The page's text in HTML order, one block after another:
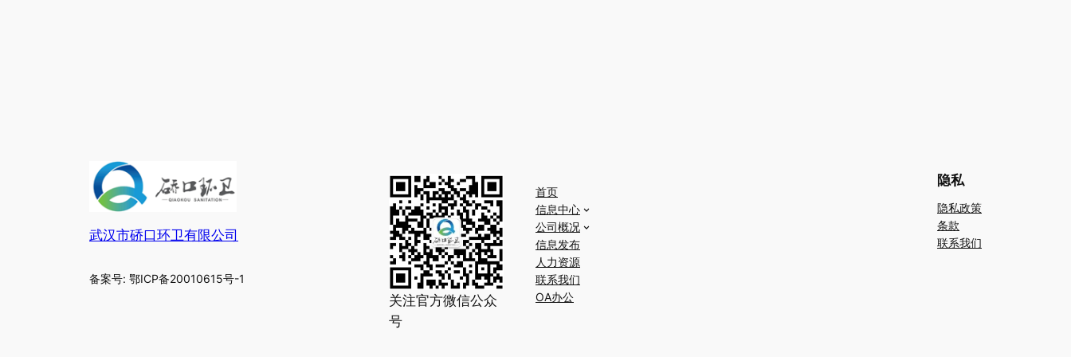
武汉市硚口环卫有限公司
备案号: 鄂ICP备20010615号-1
关注官方微信公众
号
首页
信息中心
公司概况
信息发布
人力资源
联系我们
OA办公
隐私
隐私政策
条款
联系我们